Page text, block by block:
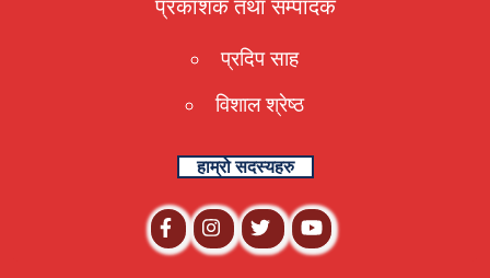
प्रकाशक तथा संम्पादक
प्रदिप साह
विशाल श्रेष्ठ
हाम्रो सदस्यहरु